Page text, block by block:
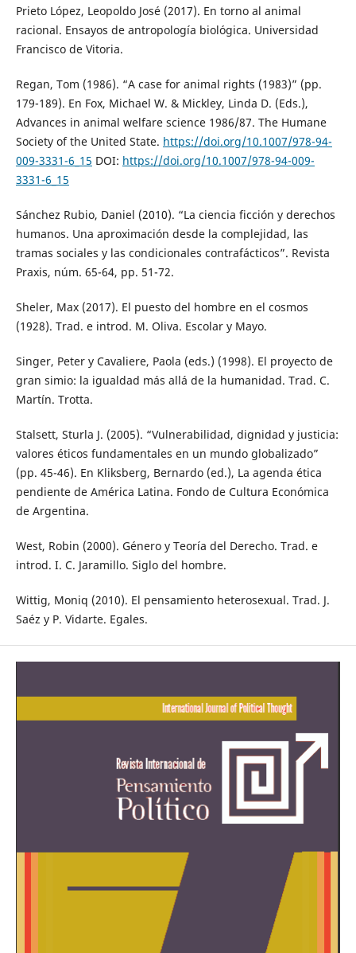
Prieto López, Leopoldo José (2017). En torno al animal
racional. Ensayos de antropología biológica. Universidad
Francisco de Vitoria.
Regan, Tom (1986). “A case for animal rights (1983)” (pp.
179-189). En Fox, Michael W. & Mickley, Linda D. (Eds.),
Advances in animal welfare science 1986/87. The Humane
Society of the United State. https://doi.org/10.1007/978-94-
009-3331-6_15 DOI: https://doi.org/10.1007/978-94-009-
3331-6_15
Sánchez Rubio, Daniel (2010). “La ciencia ficción y derechos
humanos. Una aproximación desde la complejidad, las
tramas sociales y las condicionales contrafácticos”. Revista
Praxis, núm. 65-64, pp. 51-72.
Sheler, Max (2017). El puesto del hombre en el cosmos
(1928). Trad. e introd. M. Oliva. Escolar y Mayo.
Singer, Peter y Cavaliere, Paola (eds.) (1998). El proyecto de
gran simio: la igualdad más allá de la humanidad. Trad. C.
Martín. Trotta.
Stalsett, Sturla J. (2005). “Vulnerabilidad, dignidad y justicia:
valores éticos fundamentales en un mundo globalizado”
(pp. 45-46). En Kliksberg, Bernardo (ed.), La agenda ética
pendiente de América Latina. Fondo de Cultura Económica
de Argentina.
West, Robin (2000). Género y Teoría del Derecho. Trad. e
introd. I. C. Jaramillo. Siglo del hombre.
Wittig, Moniq (2010). El pensamiento heterosexual. Trad. J.
Saéz y P. Vidarte. Egales.